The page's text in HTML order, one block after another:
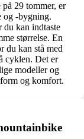
29 tommer, er
og -bygning.
du kan indtaste
størrelse. En
du kan stå med
cyklen. Det er
modeller og
og komfort.